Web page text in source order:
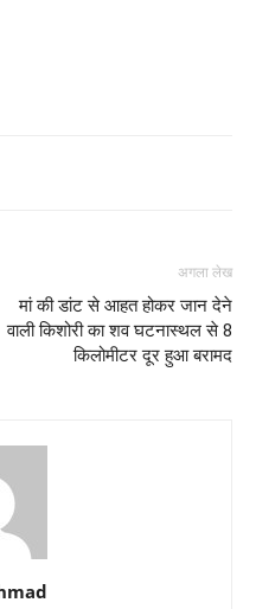
अगला लेख
मां की डांट से आहत होकर जान देने
वाली किशोरी का शव घटनास्थल से 8
किलोमीटर दूर हुआ बरामद